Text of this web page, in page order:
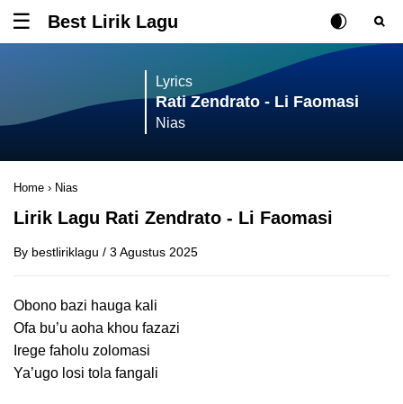
Tombol untuk membuka atau menutup menu
Best Lirik Lagu Rubah Posisi
Tombol
Lyrics
Rati Zendrato - Li Faomasi
Nias
Home › Nias
Lirik Lagu Rati Zendrato - Li Faomasi
By bestliriklagu / 3 Agustus 2025
Obono bazi hauga kali
Ofa bu’u aoha khou fazazi
Irege faholu zolomasi
Ya’ugo losi tola fangali